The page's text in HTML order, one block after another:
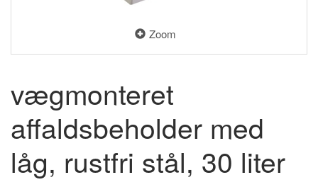
Zoom
vægmonteret
affaldsbeholder med
låg, rustfri stål, 30 liter